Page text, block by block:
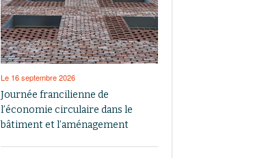
Le 16 septembre 2026
Journée francilienne de
l’économie circulaire dans le
bâtiment et l’aménagement